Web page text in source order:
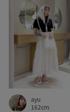
旅行 毎シーズン
着心地が良い
美easy_linen_ALL
華やか
透け感 長財布
ayu
162cm